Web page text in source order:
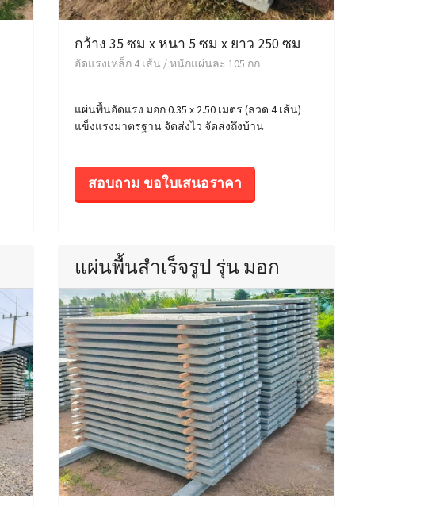
กว้าง 35 ซม x หนา 5 ซม x ยาว 250 ซม
อัดแรงเหล็ก 4 เส้น / หนักแผ่นละ 105 กก
แผ่นพื้นอัดแรง มอก 0.35 x 2.50 เมตร (ลวด 4 เส้น)
แข็งแรงมาตรฐาน จัดส่งไว จัดส่งถึงบ้าน
สอบถาม ขอใบเสนอราคา
แผ่นพื้นสำเร็จรูป รุ่น มอก